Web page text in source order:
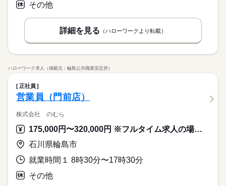
その他
詳細を見る （ハローワークより転載）
ハローワーク求人（掲載元：輪島公共職業安定所）
正社員
営業員（門前店）
株式会社 のむら
175,000円〜320,000円 ※フルタイム求人の場合は月額（換算額）、パート求人の場合は時間額を表示しています。
石川県輪島市
就業時間１ 8時30分〜17時30分
その他